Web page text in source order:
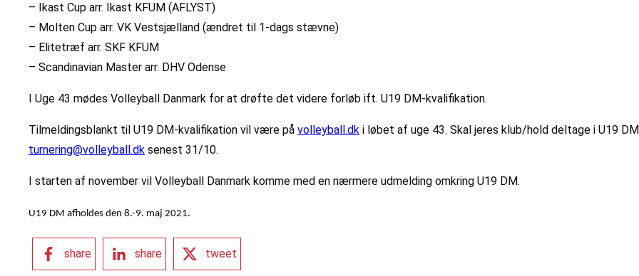
– Ikast Cup arr. Ikast KFUM (AFLYST)
– Molten Cup arr. VK Vestsjælland (ændret til 1-dags stævne)
– Elitetræf arr. SKF KFUM
– Scandinavian Master arr. DHV Odense
I Uge 43 mødes Volleyball Danmark for at drøfte det videre forløb ift. U19 DM-kvalifikation.
Tilmeldingsblankt til U19 DM-kvalifikation vil være på volleyball.dk i løbet af uge 43. Skal jeres klub/hold deltage i U19
turnering@volleyball.dk senest 31/10.
I starten af november vil Volleyball Danmark komme med en nærmere udmelding omkring U19 DM.
U19 DM afholdes den 8.-9. maj 2021.
share share tweet